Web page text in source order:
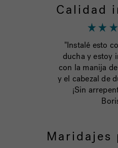
Calidad
"Instalé esto
ducha y estoy
con la manija
y el cabezal de
¡Sin
Maridajes